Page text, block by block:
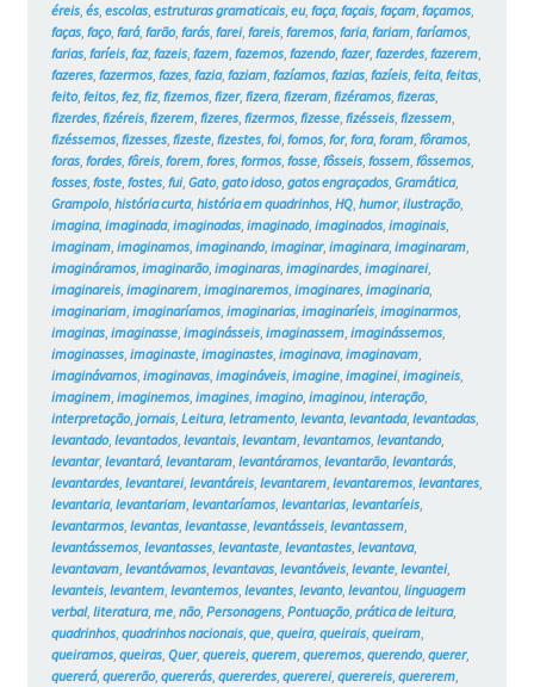
éreis, és, escolas, estruturas gramaticais, eu, faça, façais, façam, façamos,
faças, faço, fará, farão, farás, farei, fareis, faremos, faria, fariam, faríamos,
farias, faríeis, faz, fazeis, fazem, fazemos, fazendo, fazer, fazerdes, fazerem,
fazeres, fazermos, fazes, fazia, faziam, fazíamos, fazias, fazíeis, feita, feitas,
feito, feitos, fez, fiz, fizemos, fizer, fizera, fizeram, fizéramos, fizeras,
fizerdes, fizéreis, fizerem, fizeres, fizermos, fizesse, fizésseis, fizessem,
fizéssemos, fizesses, fizeste, fizestes, foi, fomos, for, fora, foram, fôramos,
foras, fordes, fôreis, forem, fores, formos, fosse, fôsseis, fossem, fôssemos,
fosses, foste, fostes, fui, Gato, gato idoso, gatos engraçados, Gramática,
Grampolo, história curta, história em quadrinhos, HQ, humor, ilustração,
imagina, imaginada, imaginadas, imaginado, imaginados, imaginais,
imaginam, imaginamos, imaginando, imaginar, imaginara, imaginaram,
imagináramos, imaginarão, imaginaras, imaginardes, imaginarei,
imaginareis, imaginarem, imaginaremos, imaginares, imaginaria,
imaginariam, imaginaríamos, imaginarias, imaginaríeis, imaginarmos,
imaginas, imaginasse, imaginásseis, imaginassem, imaginássemos,
imaginasses, imaginaste, imaginastes, imaginava, imaginavam,
imaginávamos, imaginavas, imagináveis, imagine, imaginei, imagineis,
imaginem, imaginemos, imagines, imagino, imaginou, interação,
interpretação, jornais, Leitura, letramento, levanta, levantada, levantadas,
levantado, levantados, levantais, levantam, levantamos, levantando,
levantar, levantará, levantaram, levantáramos, levantarão, levantarás,
levantardes, levantarei, levantáreis, levantarem, levantaremos, levantares,
levantaria, levantariam, levantaríamos, levantarias, levantaríeis,
levantarmos, levantas, levantasse, levantásseis, levantassem,
levantássemos, levantasses, levantaste, levantastes, levantava,
levantavam, levantávamos, levantavas, levantáveis, levante, levantei,
levanteis, levantem, levantemos, levantes, levanto, levantou, linguagem
verbal, literatura, me, não, Personagens, Pontuação, prática de leitura,
quadrinhos, quadrinhos nacionais, que, queira, queirais, queiram,
queiramos, queiras, Quer, quereis, querem, queremos, querendo, querer,
quererá, quererão, quererás, quererdes, quererei, querereis, quererem,